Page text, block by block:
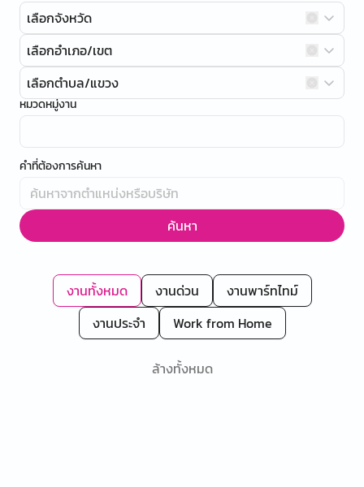
เลือกจังหวัด
เลือกอำเภอ/เขต
เลือกตำบล/แขวง
หมวดหมู่งาน
คำที่ต้องการค้นหา
ค้นหา
งานทั้งหมด งานด่วน
งานพาร์ทไทม์
งานประจำ
Work from Home
ล้างทั้งหมด